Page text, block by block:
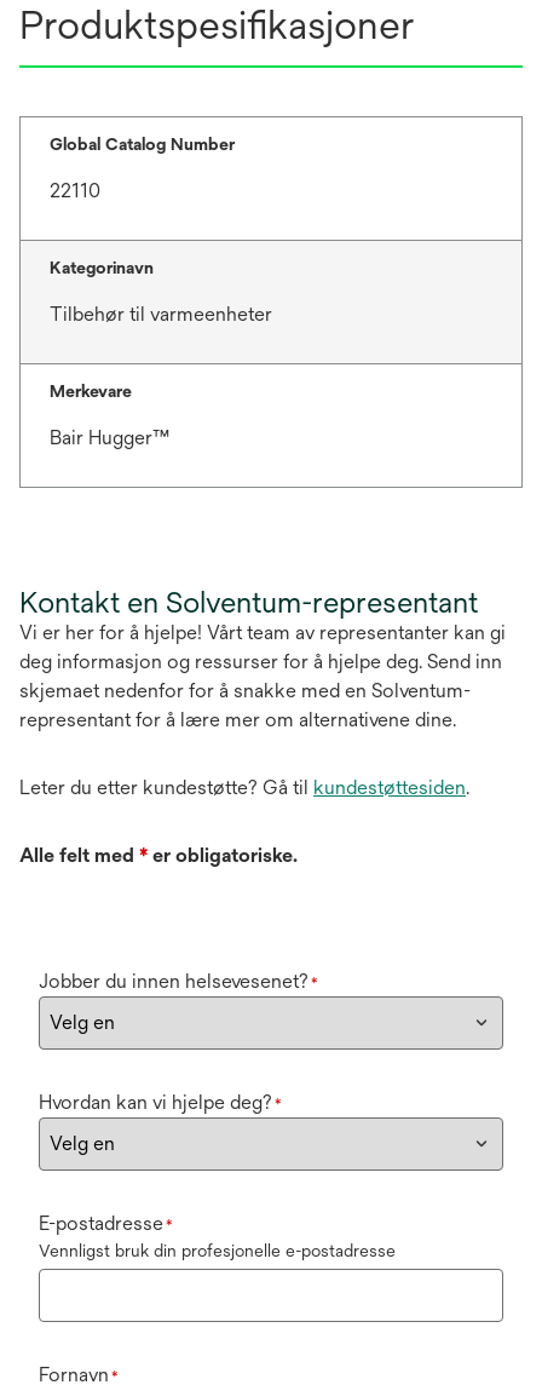
Produktspesifikasjoner
Global Catalog Number
22110
Kategorinavn
Tilbehør til varmeenheter
Merkevare
Bair Hugger™
Kontakt en Solventum-representant
Vi er her for å hjelpe! Vårt team av representanter kan gi
deg informasjon og ressurser for å hjelpe deg. Send inn
skjemaet nedenfor for å snakke med en Solventum-
representant for å lære mer om alternativene dine.
Leter du etter kundestøtte? Gå til kundestøttesiden.
Alle felt med * er obligatoriske.
Jobber du innen helsevesenet? *
Hvordan kan vi hjelpe deg? *
E-postadresse*
Vennligst bruk din profesjonelle e-postadresse
Fornavn *